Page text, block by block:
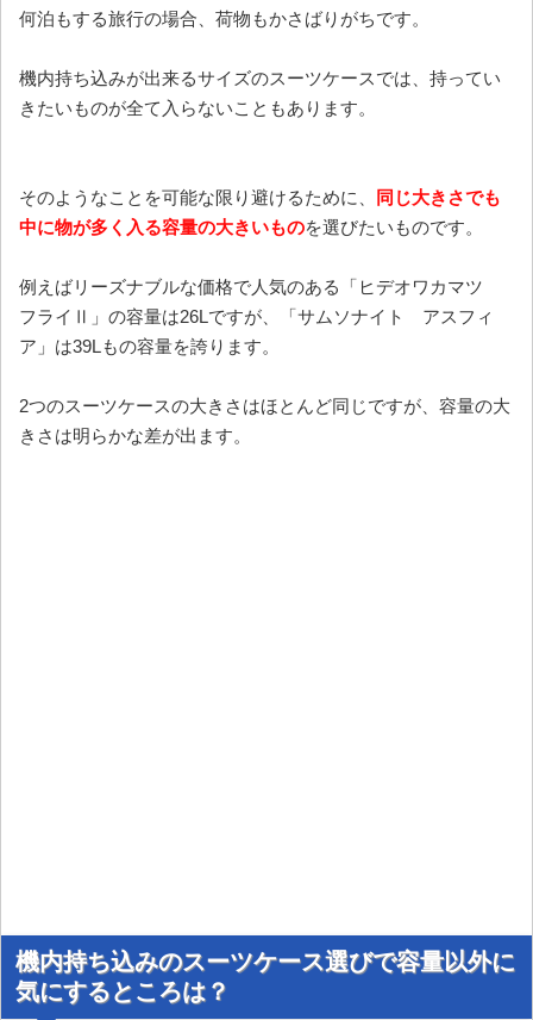
何泊もする旅行の場合、荷物もかさばりがちです。
機内持ち込みが出来るサイズのスーツケースでは、持ってい
きたいものが全て入らないこともあります。
そのようなことを可能な限り避けるために、
同じ大きさでも
中に物が多く入る容量の大きいものを選びたいものです。
例えばリーズナブルな価格で人気のある「ヒデオワカマツ
フライⅡ」の容量は26Lですが、「サムソナイト アスフィ
ア」は39Lもの容量を誇ります。
2つのスーツケースの大きさはほとんど同じですが、容量の大
きさは明らかな差が出ます。
機内持ち込みのスーツケース選びで容量以外に
気にするところは？